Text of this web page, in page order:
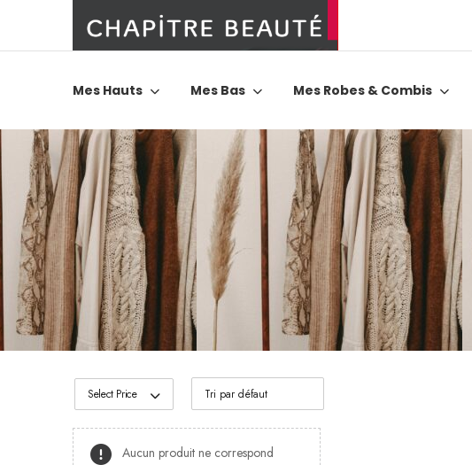
Mes Hauts Mes Bas Mes Robes & Combis
Select Price
Aucun produit ne correspond